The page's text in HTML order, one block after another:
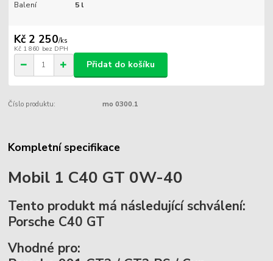
Balení
5 l
Kč 2 250/ks
Kč 1 860 bez DPH
Přidat do košíku
Číslo produktu: mo 0300.1
Kompletní specifikace
Mobil 1 C40 GT 0W-40
Tento produkt má následující schválení:
Porsche C40 GT
Vhodné pro: